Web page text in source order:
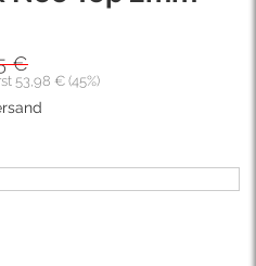
€
53,98 € (45%)